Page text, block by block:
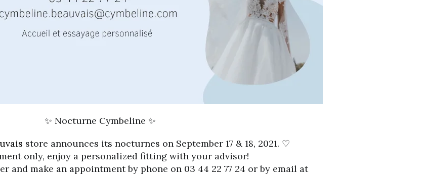
✨ Nocturne Cymbeline ✨
store announces its nocturnes on September 17 & 18, 2021. ♡
only, enjoy a personalized fitting with your advisor!
and make an appointment by phone on 03 44 22 77 24 or by email at